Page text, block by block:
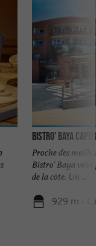
Bistro' Baya
Proche des
Bistro' Baya vous
de la côte. Un ...
929 m -